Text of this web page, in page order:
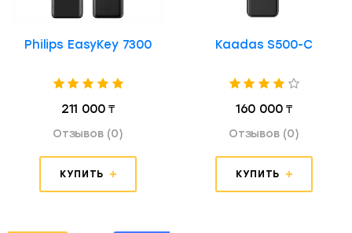
Philips EasyKey 7300
211 000 ₸
Отзывов (0)
КУПИТЬ
Kaadas S500-C
160 000 ₸
Отзывов (0)
КУПИТЬ